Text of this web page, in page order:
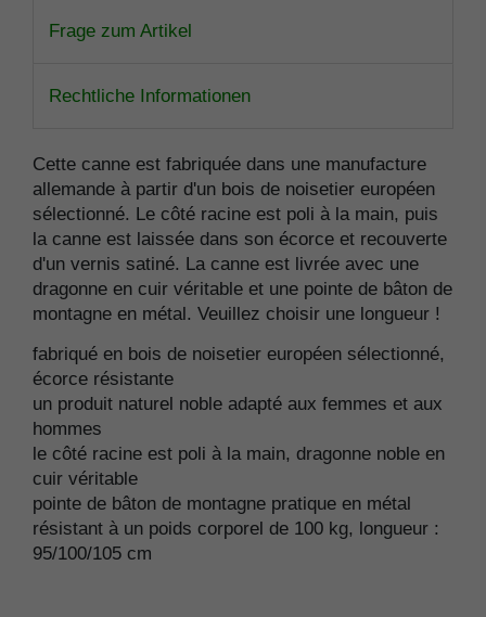
Frage zum Artikel
Rechtliche Informationen
Cette canne est fabriquée dans une manufacture
allemande à partir d'un bois de noisetier européen
sélectionné. Le côté racine est poli à la main, puis
la canne est laissée dans son écorce et recouverte
d'un vernis satiné. La canne est livrée avec une
dragonne en cuir véritable et une pointe de bâton de
montagne en métal. Veuillez choisir une longueur !
fabriqué en bois de noisetier européen sélectionné,
écorce résistante
un produit naturel noble adapté aux femmes et aux
hommes
le côté racine est poli à la main, dragonne noble en
cuir véritable
pointe de bâton de montagne pratique en métal
résistant à un poids corporel de 100 kg, longueur :
95/100/105 cm